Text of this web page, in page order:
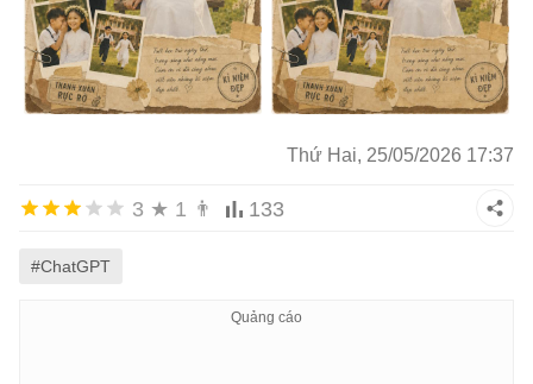
Thứ Hai, 25/05/2026 17:37
3 ★ 1 👨 133
#ChatGPT